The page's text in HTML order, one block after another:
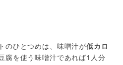
のひとつめは、味噌汁が低カロ
腐を使う味噌汁であれば1人分